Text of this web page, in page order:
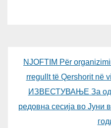
NJOFTIM Për
rregullt të Qershorit në
ИЗВЕСТУВАЊЕ За
редовна сесија во Јуни